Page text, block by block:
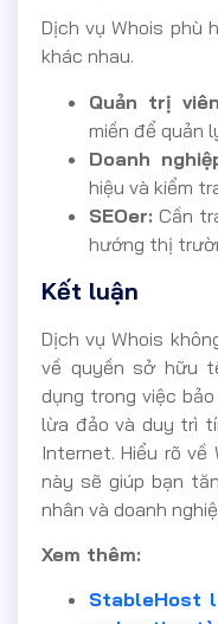
Dịch vụ Whois phù
khác nhau.
Quản trị
miền để quản
Doanh
hiệu và kiểm
SEOer: Cần
hướng thị
Kết luận
Dịch vụ Whois
về quyền sở hữu
dụng trong việc
lừa đảo và duy trì
Internet. Hiểu rõ
này sẽ giúp bạn
nhân và doanh
Xem thêm:
StableHost